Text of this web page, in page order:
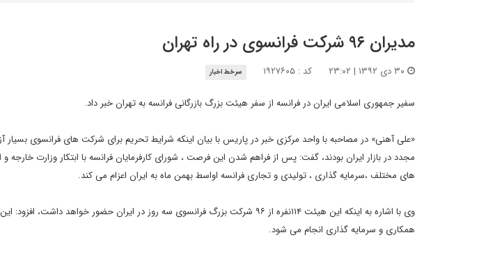
مدیران ۹۶ شرکت فرانسوی در راه تهران
کد : ۱۹۲۷۶۰۵ سرخط اخبار
سفیر جمهوری اسلامی ایران در فرانسه از سفر هیئت بزرگ بازرگانی فرانسه به تهران خبر داد.
«علی آهنی» در مصاحبه با واحد مرکزی خبر در پاریس با بیان اینکه شرایط تحریم برای شرکت های فرانسوی بسیار
مجدد در بازار ایران بودند، گفت: پس از فراهم شدن این فرصت ، شورای کارفرمایان فرانسه با ابتکار وزارت خارجه
های مختلف ،سرمایه گذاری ، تولیدی و تجاری فرانسه اواسط بهمن ماه به ایران اعزام می کند.
وی با اشاره به اینکه این هیئت ۱۱۴نفره از ۹۶ شرکت بزرگ فرانسوی سه روز در ایران حضور
همکاری و سرمایه گذاری انجام می شود.